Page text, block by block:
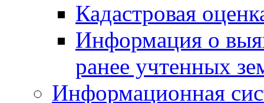
Кадастровая
Информация о
ранее учтенных
Информационная